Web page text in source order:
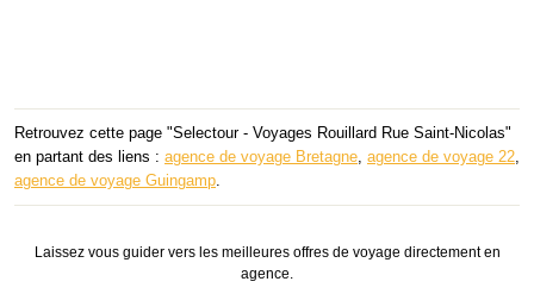
Retrouvez cette page "Selectour - Voyages Rouillard Rue Saint-Nicolas"
en partant des liens : agence de voyage Bretagne agence de voyage 22
agence de voyage Guingamp
Laissez vous guider vers les meilleures offres de voyage directement en
agence.